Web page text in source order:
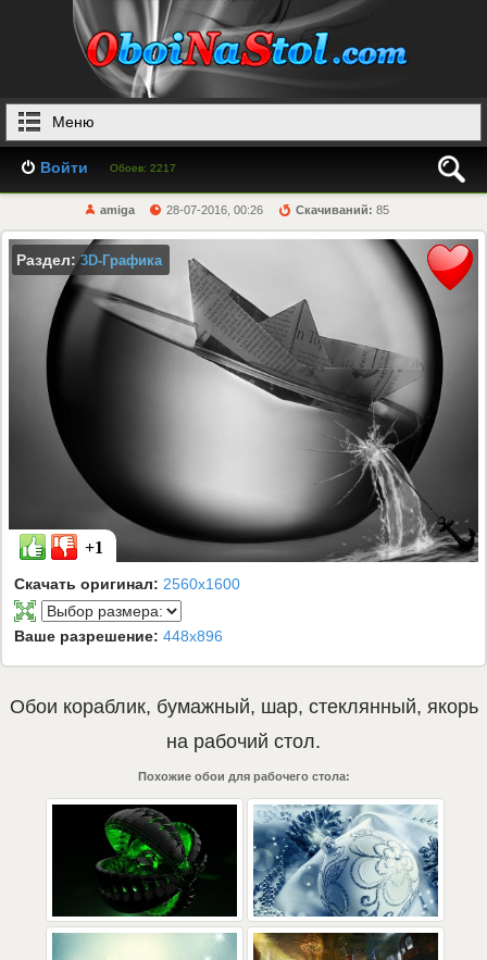
Меню
Войти Обоев: 2217
amiga 28-07-2016, 00:26 Скачиваний: 85
Раздел:3D-Графика
+1
Скачать оригинал: 2560x1600
Ваше разрешение: 448x896
Обои кораблик, бумажный, шар, стеклянный, якорь
на рабочий стол.
Похожие обои для рабочего стола: